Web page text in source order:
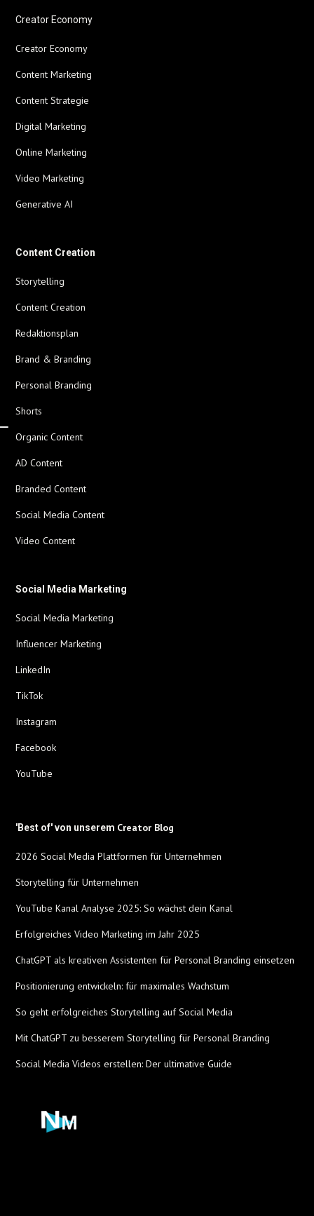
Creator Economy
Creator Economy
Content Marketing
Content Strategie
Digital Marketing
Online Marketing
Video Marketing
Generative AI
Content Creation
Storytelling
Content Creation
Redaktionsplan
Brand & Branding
Personal Branding
Shorts
Organic Content
AD Content
Branded Content
Social Media Content
Video Content
Social Media Marketing
Social Media Marketing
Influencer Marketing
LinkedIn
TikTok
Instagram
Facebook
YouTube
'Best of' von unserem Creator Blog
2026 Social Media Plattformen für Unternehmen
Storytelling für Unternehmen
YouTube Kanal Analyse 2025: So wächst dein Kanal
Erfolgreiches Video Marketing im Jahr 2025
ChatGPT als kreativen Assistenten für Personal Branding einsetzen
Positionierung entwickeln: für maximales Wachstum
So geht erfolgreiches Storytelling auf Social Media
Mit ChatGPT zu besserem Storytelling für Personal Branding
Social Media Videos erstellen: Der ultimative Guide